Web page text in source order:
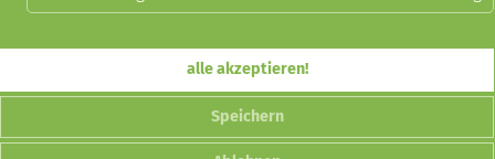
alle akzeptieren!
Speichern